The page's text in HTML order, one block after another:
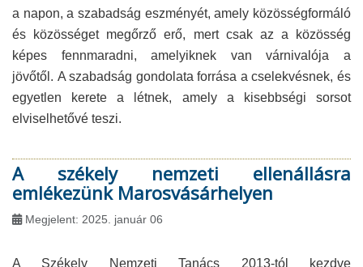
a napon, a szabadság eszményét, amely közösségformáló
és közösséget megőrző erő, mert csak az a közösség
képes fennmaradni, amelyiknek van várnivalója a
jövőtől. A szabadság gondolata forrása a cselekvésnek, és
egyetlen kerete a létnek, amely a kisebbségi sorsot
elviselhetővé teszi.
A székely nemzeti ellenállásra
emlékezünk Marosvásárhelyen
Megjelent: 2025. január 06
A Székely Nemzeti Tanács 2013-tól kezdve